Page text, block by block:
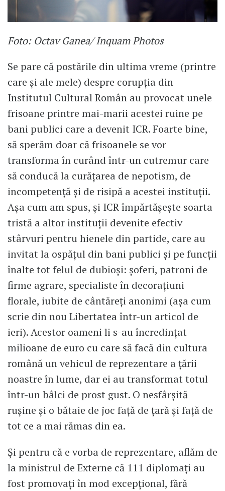
Foto: Octav Ganea/ Inquam Photos
Se pare că postările din ultima vreme (printre
care şi ale mele) despre corupţia din
Institutul Cultural Român au provocat unele
frisoane printre mai-marii acestei ruine pe
bani publici care a devenit ICR. Foarte bine,
să sperăm doar că frisoanele se vor
transforma în curând într-un cutremur care
să conducă la curăţarea de nepotism, de
incompetenţă şi de risipă a acestei instituţii.
Aşa cum am spus, şi ICR împărtăşeşte soarta
tristă a altor instituţii devenite efectiv
stârvuri pentru hienele din partide, care au
invitat la ospăţul din bani publici şi pe funcţii
înalte tot felul de dubioşi: şoferi, patroni de
firme agrare, specialiste în decoraţiuni
florale, iubite de cântăreţi anonimi (aşa cum
scrie din nou Libertatea într-un articol de
ieri). Acestor oameni li s-au încredinţat
milioane de euro cu care să facă din cultura
română un vehicul de reprezentare a țării
noastre în lume, dar ei au transformat totul
într-un bâlci de prost gust. O nesfârşită
ruşine şi o bătaie de joc faţă de ţară şi faţă de
tot ce a mai rămas din ea.
Şi pentru că e vorba de reprezentare, aflăm de
la ministrul de Externe că 111 diplomaţi au
fost promovați în mod excepțional, fără